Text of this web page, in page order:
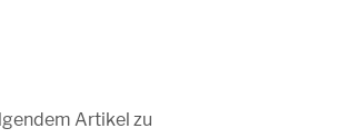
Artikel zu